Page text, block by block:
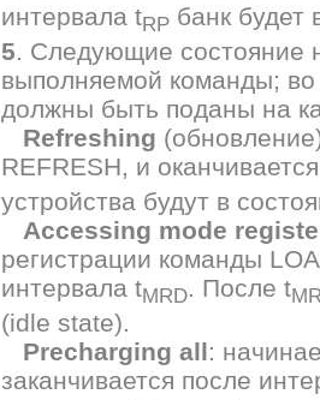
интервала tRP банк будет
5. Следующие состояние
выполняемой команды; во
должны быть поданы на
Refreshing
REFRESH, и
устройства будут в
Accessing mode
регистрации команды
интервала tMRD. После t
(idle state).
Precharging all:
заканчивается после